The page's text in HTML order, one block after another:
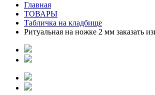
Главная
ТОВАРЫ
Табличка на кладбище
Ритуальная на ножке 2 мм заказать